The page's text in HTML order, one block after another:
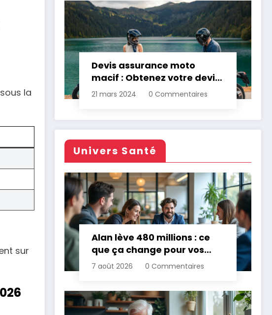
la
sur
Devis assurance moto
macif : Obtenez votre devis
personnalisé
21 mars 2024 0 Commentaires
Univers Santé
Alan lève 480 millions : ce
que ça change pour vos
assurances
7 août 2026 0 Commentaires